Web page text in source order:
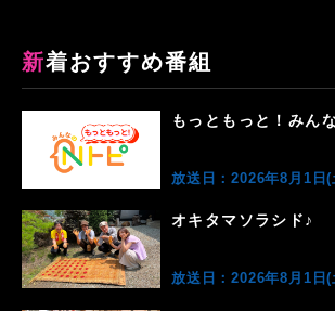
新着おすすめ番組
もっともっと！みん
放送日：2026年8月1日
オキタマソラシド♪
放送日：2026年8月1日